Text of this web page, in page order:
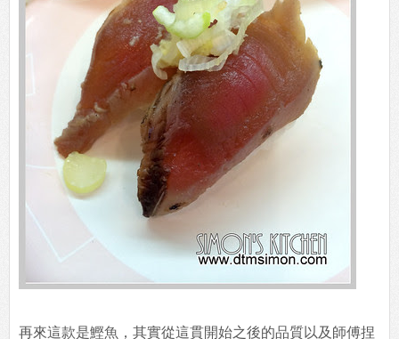
再來這款是鰹魚，其實從這貫開始之後的品質以及師傅捏